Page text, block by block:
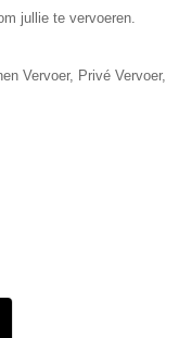
jullie te vervoeren.
Vervoer, Privé Vervoer,